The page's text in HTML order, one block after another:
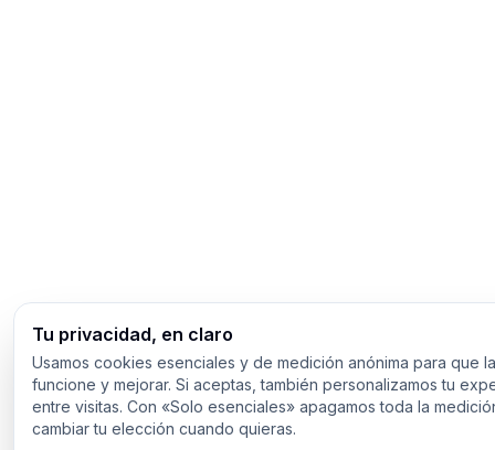
Tu privacidad, en claro
Usamos cookies esenciales y de medición anónima para que
funcione y mejorar. Si aceptas, también personalizamos tu
entre visitas. Con «Solo esenciales» apagamos toda la
cambiar tu elección cuando quieras.